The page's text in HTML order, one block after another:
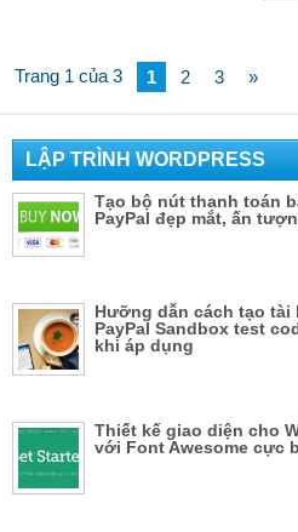
Trang 1 của 3 1 2 3 »
LẬP TRÌNH WORDPRESS
Tạo bộ nút thanh toán
PayPal đẹp mắt, ấn
Hưỡng dẫn cách tạo tài
PayPal Sandbox test
khi áp dụng
Thiết kế giao diện cho
với Font Awesome cực